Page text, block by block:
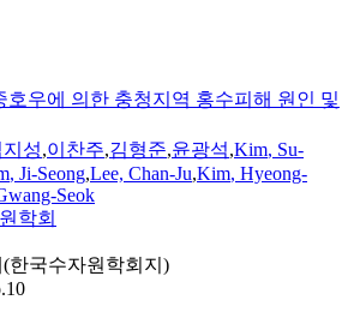
호우에 의한 충청지역 홍수피해 원인 및
지성,이찬주,김형준,윤광석,Kim, Su-
, Ji-Seong,Lee, Chan-Ju,Kim, Hyeong-
Seok
학회
한국수자원학회지)